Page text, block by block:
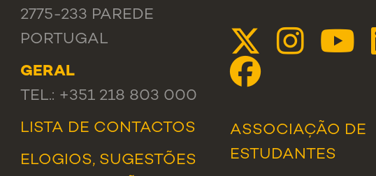
2775-233 PAREDE
PORTUGAL
GERAL
TEL.: +351 218 803 000
LISTA DE CONTACTOS
ELOGIOS, SUGESTÕES
ASSOCIAÇÃO DE
ESTUDANTES